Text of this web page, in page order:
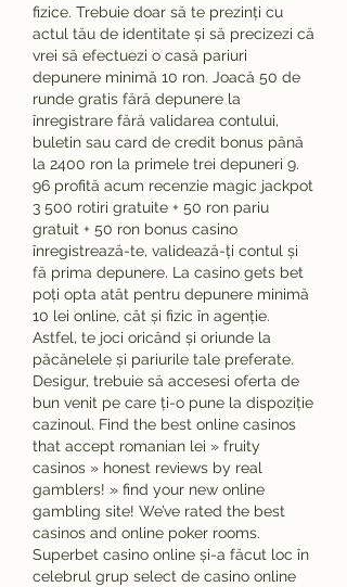
fizice. Trebuie doar să te prezinți cu
actul tău de identitate și să precizezi că
vrei să efectuezi o casă pariuri
depunere minimă 10 ron. Joacă 50 de
runde gratis fără depunere la
înregistrare fără validarea contului,
buletin sau card de credit bonus până
la 2400 ron la primele trei depuneri 9.
96 profită acum recenzie magic jackpot
3 500 rotiri gratuite + 50 ron pariu
gratuit + 50 ron bonus casino
înregistrează-te, validează-ți contul și
fă prima depunere. La casino gets bet
poți opta atât pentru depunere minimă
10 lei online, cât și fizic în agenție.
Astfel, te joci oricând și oriunde la
păcănelele și pariurile tale preferate.
Desigur, trebuie să accesesi oferta de
bun venit pe care ți-o pune la dispoziție
cazinoul. Find the best online casinos
that accept romanian lei » fruity
casinos » honest reviews by real
gamblers! » find your new online
gambling site! We’ve rated the best
casinos and online poker rooms.
Superbet casino online și-a făcut loc în
celebrul grup select de casino online